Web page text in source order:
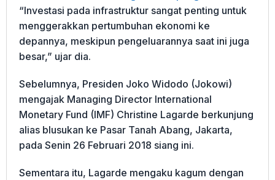
“Investasi pada infrastruktur sangat penting untuk
menggerakkan pertumbuhan ekonomi ke
depannya, meskipun pengeluarannya saat ini juga
besar,” ujar dia.
Sebelumnya, Presiden Joko Widodo (Jokowi)
mengajak Managing Director International
Monetary Fund (IMF) Christine Lagarde berkunjung
alias blusukan ke Pasar Tanah Abang, Jakarta,
pada Senin 26 Februari 2018 siang ini.
Sementara itu, Lagarde mengaku kagum dengan